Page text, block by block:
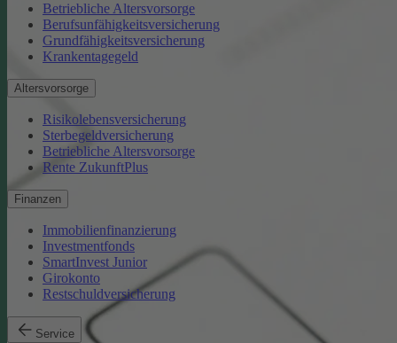
Betriebliche Altersvorsorge
Berufsunfähigkeitsversicherung
Grundfähigkeitsversicherung
Krankentagegeld
Altersvorsorge
Risikolebensversicherung
Sterbegeldversicherung
Betriebliche Altersvorsorge
Rente ZukunftPlus
Finanzen
Immobilienfinanzierung
Investmentfonds
SmartInvest Junior
Girokonto
Restschuldversicherung
Service